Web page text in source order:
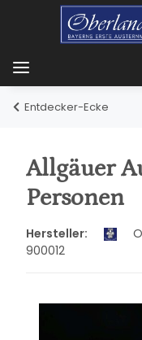
Entdecker-Ecke
Allgäuer
Personen
Hersteller:
900012